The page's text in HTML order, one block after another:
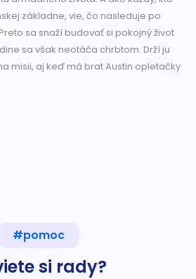
základne, vie, čo nasleduje po
sa snaží budovať si pokojný život
sa však neotáča chrbtom. Drží ju
misii, aj keď má brat Austin opletačky
#pomoc
si rady?